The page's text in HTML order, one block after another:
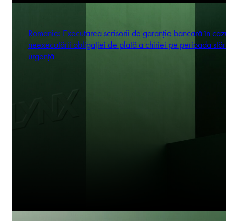
Romania: Executarea scrisorii de garanție bancară în
neexecutării obligației de plată a chiriei pe perioada
urgență